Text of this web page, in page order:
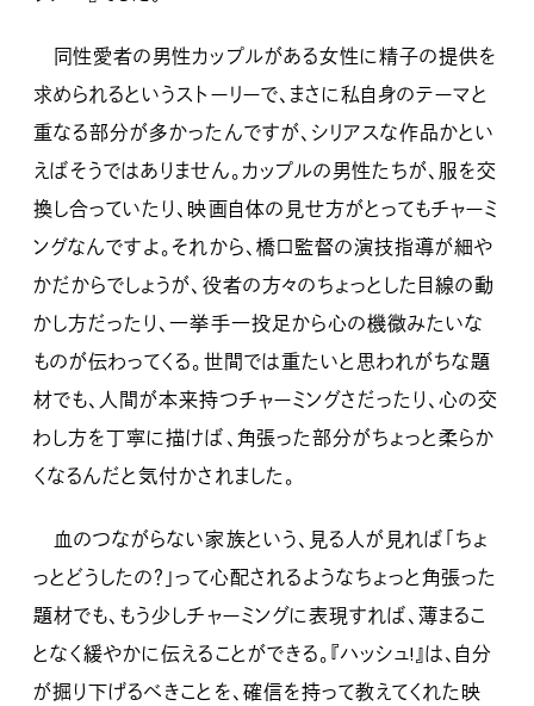
同性愛者の男性カップルがある女性に精子の提供を
求められるというストーリーで、まさに私自身のテーマと
重なる部分が多かったんですが、シリアスな作品かとい
えばそうではありません。カップルの男性たちが、服を交
換し合っていたり、映画自体の見せ方がとってもチャーミ
ングなんですよ。それから、橋口監督の演技指導が細や
かだからでしょうが、役者の方々のちょっとした目線の動
かし方だったり、一挙手一投足から心の機微みたいな
ものが伝わってくる。世間では重たいと思われがちな題
材でも、人間が本来持つチャーミングさだったり、心の交
わし方を丁寧に描けば、角張った部分がちょっと柔らか
くなるんだと気付かされました。
血のつながらない家族という、見る人が見れば「ちょ
っとどうしたの？」って心配されるようなちょっと角張った
題材でも、もう少しチャーミングに表現すれば、薄まるこ
となく緩やかに伝えることができる。『ハッシュ!』は、自分
が掘り下げるべきことを、確信を持って教えてくれた映